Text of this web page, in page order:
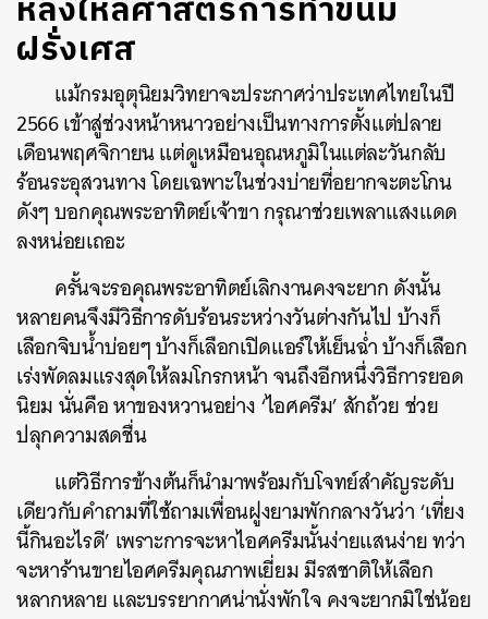
หลงใหลศาสตร์การทำขนม
ฝรั่งเศส
แม้กรมอุตุนิยมวิทยาจะประกาศว่าประเทศไทยในปี
2566 เข้าสู่ช่วงหน้าหนาวอย่างเป็นทางการตั้งแต่ปลาย
เดือนพฤศจิกายน แต่ดูเหมือนอุณหภูมิในแต่ละวันกลับ
ร้อนระอุสวนทาง โดยเฉพาะในช่วงบ่ายที่อยากจะตะโกน
ดังๆ บอกคุณพระอาทิตย์เจ้าขา กรุณาช่วยเพลาแสงแดด
ลงหน่อยเถอะ
ครั้นจะรอคุณพระอาทิตย์เลิกงานคงจะยาก ดังนั้น
หลายคนจึงมีวิธีการดับร้อนระหว่างวันต่างกันไป บ้างก็
เลือกจิบน้ำบ่อยๆ บ้างก็เลือกเปิดแอร์ให้เย็นฉ่ำ บ้างก็เลือก
เร่งพัดลมแรงสุดให้ลมโกรกหน้า จนถึงอีกหนึ่งวิธีการยอด
นิยม นั่นคือ หาของหวานอย่าง ‘ไอศครีม’ สักถ้วย ช่วย
ปลุกความสดชื่น
แต่วิธีการข้างต้นก็นำมาพร้อมกับโจทย์สำคัญระดับ
เดียวกับคำถามที่ใช้ถามเพื่อนฝูงยามพักกลางวันว่า ‘เที่ยง
นี้กินอะไรดี’ เพราะการจะหาไอศครีมนั้นง่ายแสนง่าย ทว่า
จะหาร้านขายไอศครีมคุณภาพเยี่ยม มีรสชาติให้เลือก
หลากหลาย และบรรยากาศน่านั่งพักใจ คงจะยากมิใช่น้อย